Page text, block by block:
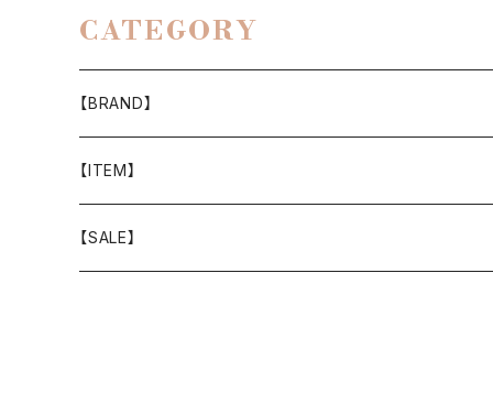
CATEGORY
【BRAND】
山と道
T-SHIRT
迷迭香
【ITEM】
WEAR
【SALE】